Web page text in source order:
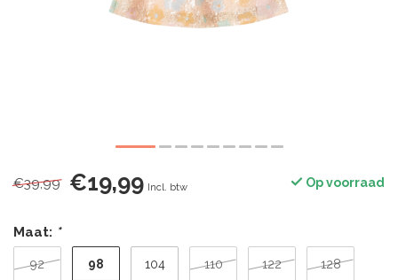
€39,99 €19,99 Incl. btw Op voorraad
Maat: *
92 98 104 110 122 128